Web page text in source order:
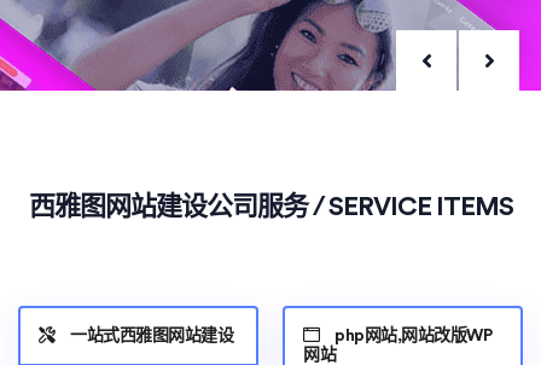
西雅图网站建设公司服务 / SERVICE ITEMS
一站式西雅图网站建设
php网站,网站改版WP
网站